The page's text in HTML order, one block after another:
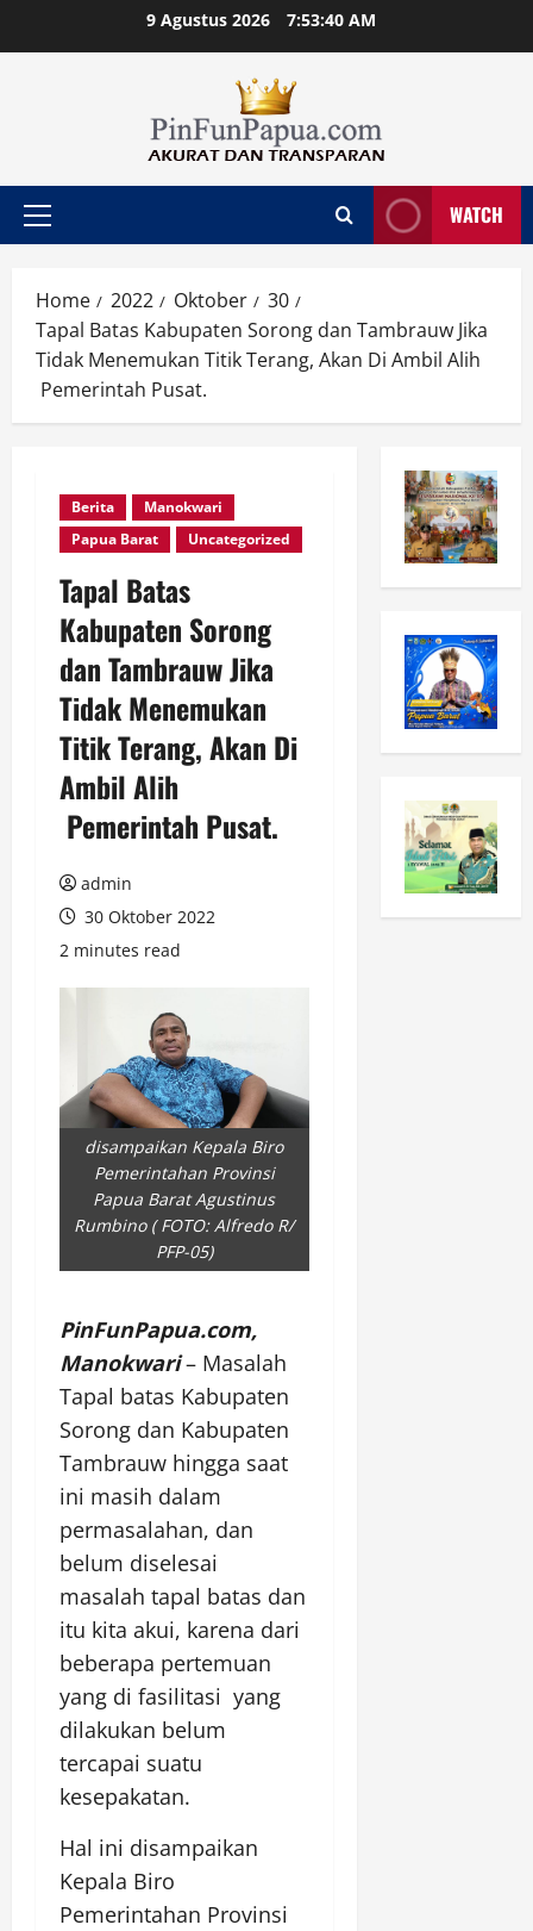
9 Agustus 2026 7:53:40 AM
Primary
WATCH
Home 2022 Oktober
30
Tapal Batas Kabupaten Sorong dan Tambrauw Jika
Tidak Menemukan Titik Terang, Akan Di Ambil Alih
Pemerintah Pusat.
Berita
Manokwari
Papua Barat
Uncategorized
Tapal Batas
Kabupaten Sorong
dan Tambrauw Jika
Tidak Menemukan
Titik Terang, Akan Di
Ambil Alih
Pemerintah Pusat.
admin
30 Oktober 2022
2 minutes read
disampaikan Kepala Biro
Pemerintahan Provinsi
Papua Barat Agustinus
Rumbino ( FOTO: Alfredo R/
PFP-05)
PinFunPapua.com,
Manokwari– Masalah
Tapal batas Kabupaten
Sorong dan Kabupaten
Tambrauw hingga saat
ini masih dalam
permasalahan, dan
belum diselesai
masalah tapal batas dan
itu kita akui, karena dari
beberapa pertemuan
yang di fasilitasi yang
dilakukan belum
tercapai suatu
kesepakatan.
Hal ini disampaikan
Kepala Biro
Pemerintahan Provinsi